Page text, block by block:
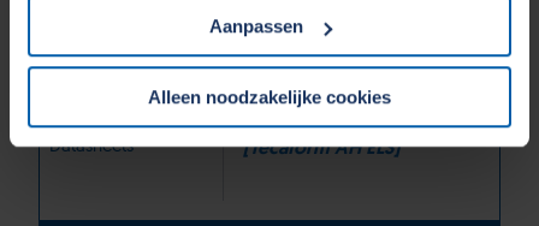
van uw persoonsgegevens. Zie voor meer informatie
allen tijde uw toestemming wijzigen of intrekken in het
Cookiebeleid op onze website.
Aanpassen
Alleen noodzakelijke cookies
Tint zwart
Datasheets [Tecaform AH ELS]